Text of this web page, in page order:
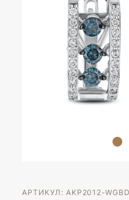
АРТИКУЛ: AKP2012-